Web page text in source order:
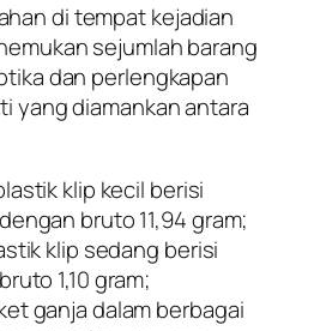
di tempat kejadian
sejumlah barang
dan perlengkapan
yang diamankan antara
klip kecil berisi
bruto 11,94 gram;
klip sedang berisi
1,10 gram;
ganja dalam berbagai